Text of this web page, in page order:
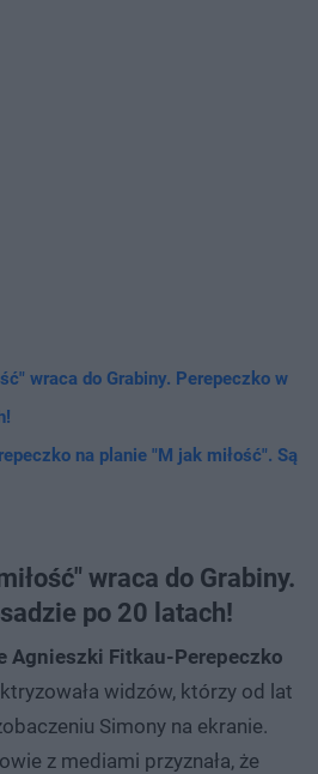
wraca do Grabiny. Perepeczko w
na planie "M jak miłość". Są
wraca do Grabiny.
po 20 latach!
Agnieszki Fitkau-Perepeczko
widzów, którzy od lat
Simony na ekranie.
z mediami przyznała, że